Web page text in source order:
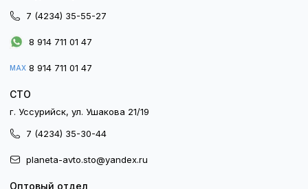
7 (4234) 35-55-27
8 914 711 01 47
MAX 8 914 711 01 47
СТО
г. Уссурийск, ул. Ушакова 21/19
7 (4234) 35-30-44
planeta-avto.sto@yandex.ru
Оптовый отдел